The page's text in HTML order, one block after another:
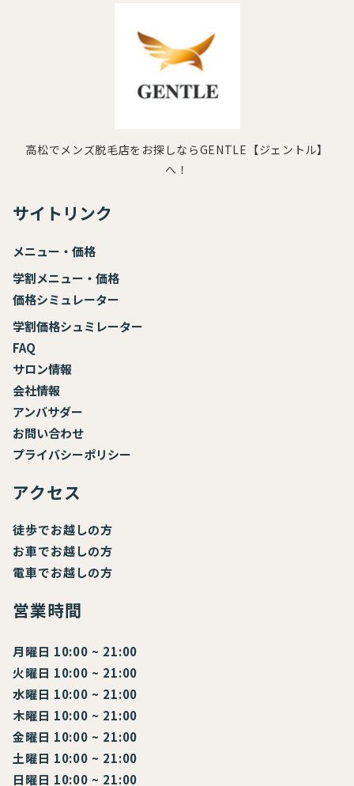
高松でメンズ脱毛店をお探しならGENTLE【ジェントル】
へ！
サイトリンク
メニュー・価格
学割メニュー・価格
価格シミュレーター
学割価格シュミレーター
FAQ
サロン情報
会社情報
アンバサダー
お問い合わせ
プライバシーポリシー
アクセス
徒歩でお越しの方
お車でお越しの方
電車でお越しの方
営業時間
月曜日 10:00 ~ 21:00
火曜日 10:00 ~ 21:00
水曜日 10:00 ~ 21:00
木曜日 10:00 ~ 21:00
金曜日 10:00 ~ 21:00
土曜日 10:00 ~ 21:00
日曜日 10:00 ~ 21:00